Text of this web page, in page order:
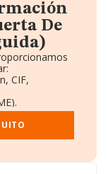
De
CIF,